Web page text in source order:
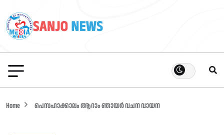
Home പെസഹാക്കാലം ആറാം ഞായർ വചന വായന